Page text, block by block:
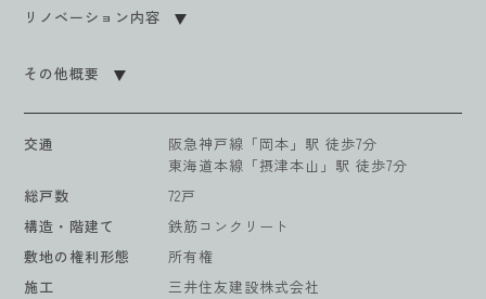
リノベーション内容
その他概要
交通
阪急神戸線「岡本」駅 徒歩7分
東海道本線「摂津本山」駅 徒歩7分
総戸数
72戸
構造・階建て
鉄筋コンクリート
敷地の権利形態
所有権
施工
三井住友建設株式会社